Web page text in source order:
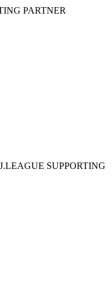
PARTNER
SUPPORTING